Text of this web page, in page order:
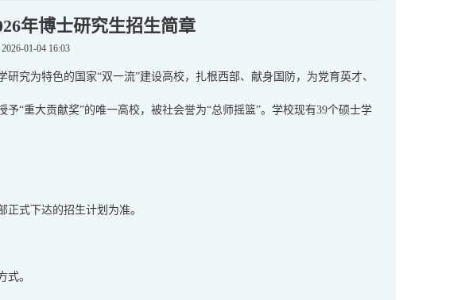
年博士研究生招生简章
2026-01-04 16:03
究为特色的国家“双一流”建设高校，扎根西部、献身国防，为党育英才、
“重大贡献奖”的唯一高校，被社会誉为“总师摇篮”。学校现有39个硕士学
正式下达的招生计划为准。
式。